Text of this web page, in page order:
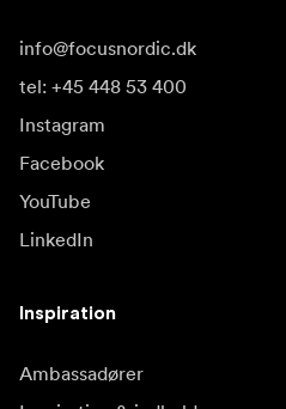
info@focusnordic.dk
tel: +45 448 53 400
Instagram
Facebook
YouTube
LinkedIn
Inspiration
Ambassadører